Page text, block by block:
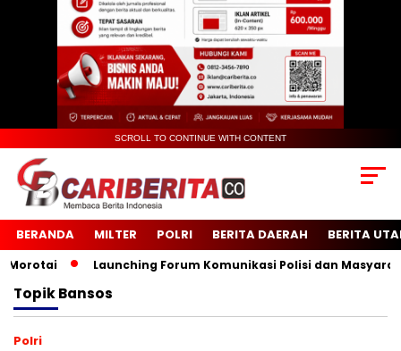
SCROLL TO CONTINUE WITH CONTENT
BERANDA MILTER POLRI BERITA DAERAH BERITA
Launching Forum Komunikasi Polisi dan Masyarakat
TopikBansos
Polri